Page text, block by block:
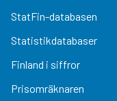
StatFin-databasen
Statistikdatabaser
Finland i siffror
Prisomräknaren